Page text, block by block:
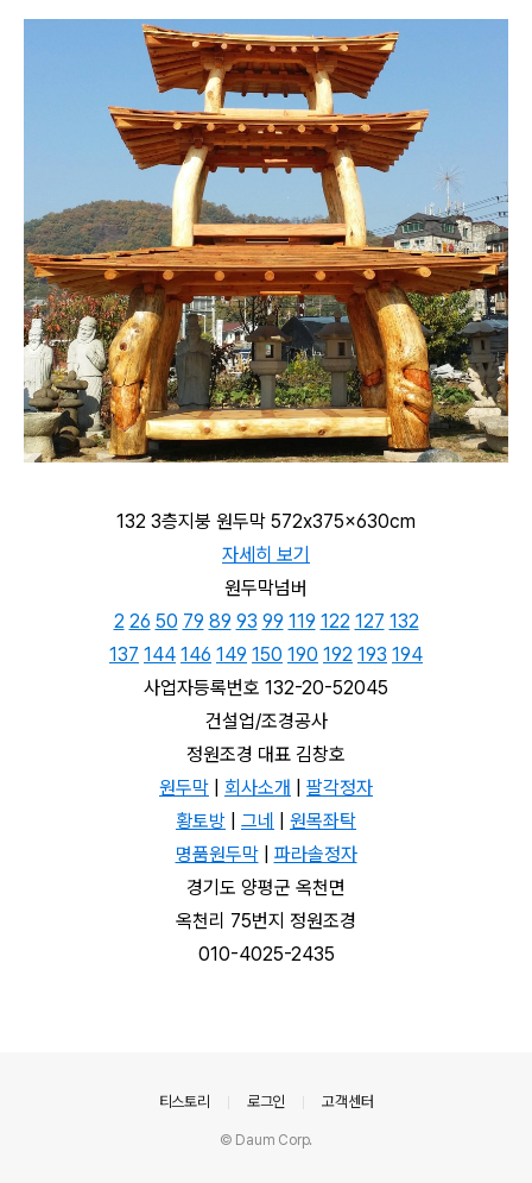
132 3층지붕 원두막 572x375x630cm
자세히 보기
원두막넘버
2 26 50 79 89 93 99 119 122 127 132
137 144 146 149 150 190 192 193 194
사업자등록번호 132-20-52045
건설업/조경공사
정원조경 대표 김창호
원두막
회사소개
팔각정자
황토방
그네
원목좌탁
명품원두막
파라솔정자
경기도 양평군 옥천면
옥천리 75번지 정원조경
010-4025-2435
티스토리 로그인 고객센터
© Daum Corp.